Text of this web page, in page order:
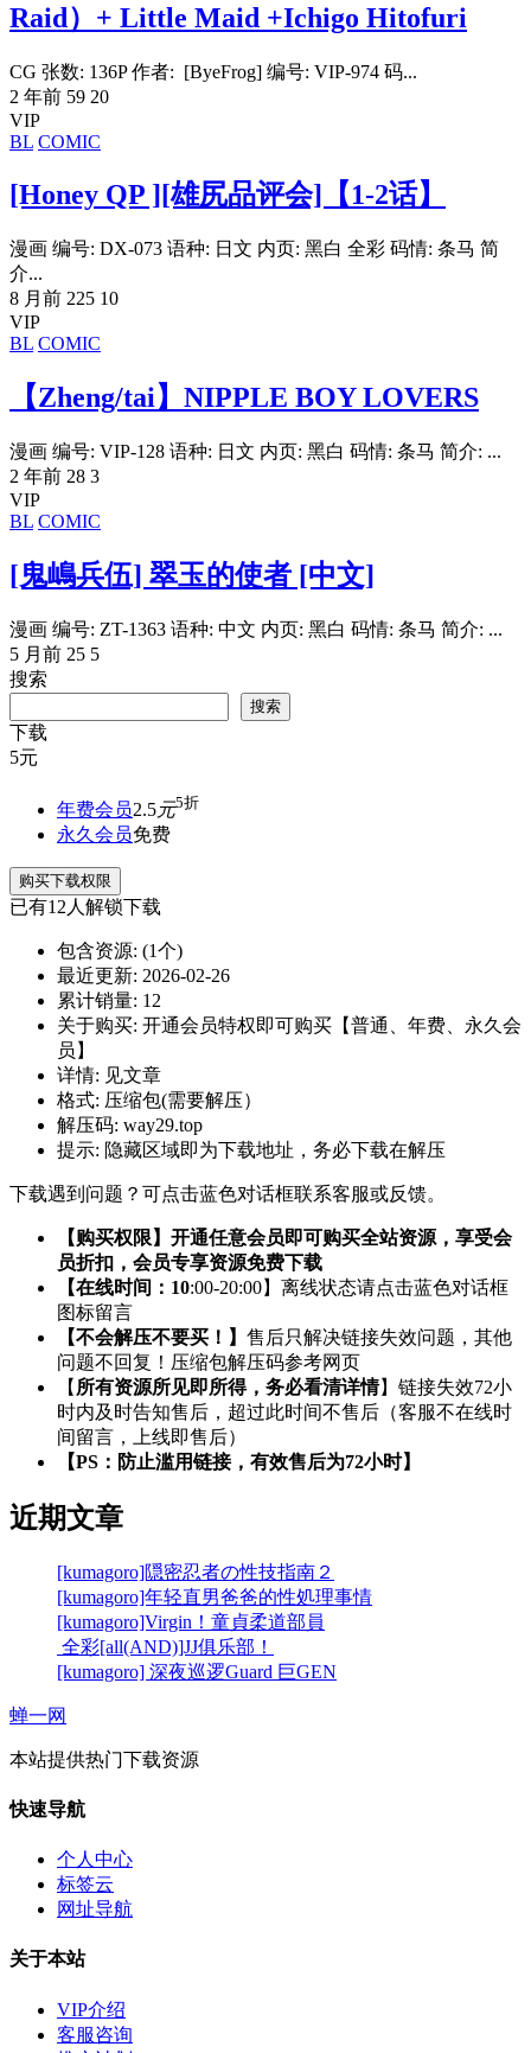
Raid）+ Little Maid +Ichigo Hitofuri
CG 张数: 136P 作者: [ByeFrog] 编号: VIP-974 码...
2 年前 59 20
VIP
BL COMIC
[Honey QP ][雄尻品评会]【1-2话】
漫画 编号: DX-073 语种: 日文 内页: 黑白 全彩 码情: 条马 简
介...
8 月前 225 10
VIP
BL COMIC
【Zheng/tai】NIPPLE BOY LOVERS
漫画 编号: VIP-128 语种: 日文 内页: 黑白 码情: 条马 简介: ...
2 年前 28 3
VIP
BL COMIC
[鬼嶋兵伍] 翠玉的使者 [中文]
漫画 编号: ZT-1363 语种: 中文 内页: 黑白 码情: 条马 简介: ...
5 月前 25 5
搜索
搜索
下载
5元
年费会员2.5元5折
永久会员免费
购买下载权限
已有12 人解锁下载
包含资源: (1个)
最近更新: 2026-02-26
累计销量: 12
关于购买: 开通会员特权即可购买【普通、年费、永久会
员】
详情: 见文章
格式: 压缩包(需要解压）
解压码: way29.top
提示: 隐藏区域即为下载地址，务必下载在解压
下载遇到问题？可点击蓝色对话框联系客服或反馈。
【购买权限】开通任意会员即可购买全站资源，享受会
员折扣，会员专享资源免费下载
【在线时间：10:00-20:00】离线状态请点击蓝色对话框
图标留言
【不会解压不要买！】 售后只解决链接失效问题，其他
问题不回复！压缩包解压码参考网页
【 所有资源所见即所得，务必看清详情】链接失效72小
时内及时告知售后，超过此时间不售后（客服不在线时
间留言，上线即售后）
【PS：防止滥用链接，有效售后为72小时】
近期文章
[kumagoro]隠密忍者の性技指南２
[kumagoro]年轻直男爸爸的性処理事情
[kumagoro]Virgin！童貞柔道部員
全彩[all(AND)]JJ俱乐部！
[kumagoro] 深夜巡逻Guard 巨GEN
蝉一网
本站提供热门下载资源
快速导航
个人中心
标签云
网址导航
关于本站
VIP介绍
客服咨询